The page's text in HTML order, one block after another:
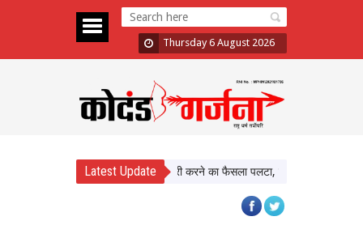
Thursday 6 August 2026
Latest Update
Case: Bombay HC ने बरी करने का फैसला पलटा, दोषी करार